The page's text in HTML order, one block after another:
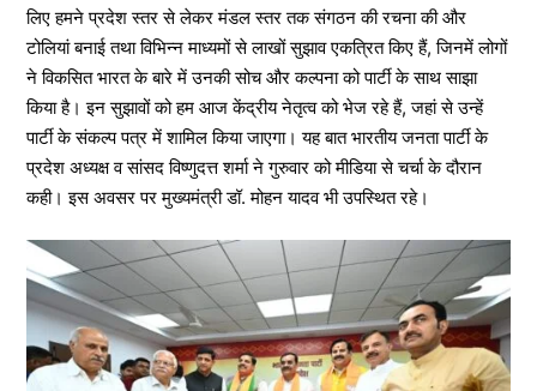
लिए हमने प्रदेश स्तर से लेकर मंडल स्तर तक संगठन की रचना की और
टोलियां बनाई तथा विभिन्न माध्यमों से लाखों सुझाव एकत्रित किए हैं, जिनमें लोगों
ने विकसित भारत के बारे में उनकी सोच और कल्पना को पार्टी के साथ साझा
किया है। इन सुझावों को हम आज केंद्रीय नेतृत्व को भेज रहे हैं, जहां से उन्हें
पार्टी के संकल्प पत्र में शामिल किया जाएगा। यह बात भारतीय जनता पार्टी के
प्रदेश अध्यक्ष व सांसद विष्णुदत्त शर्मा ने गुरुवार को मीडिया से चर्चा के दौरान
कही। इस अवसर पर मुख्यमंत्री डॉ. मोहन यादव भी उपस्थित रहे।